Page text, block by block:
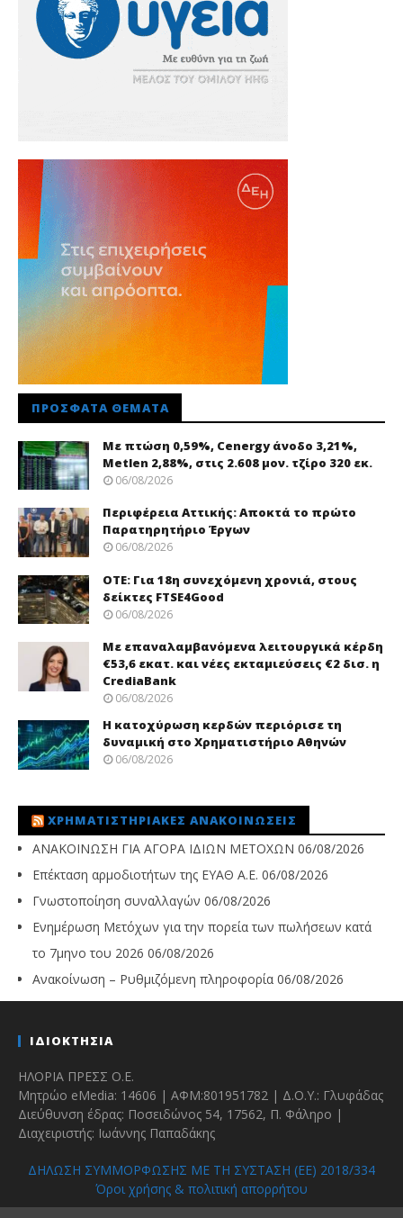
ΠΡΌΣΦΑΤΑ ΘΈΜΑΤΑ
Με πτώση 0,59%, Cenergy άνοδο 3,21%,
Metlen 2,88%, στις 2.608 μον. τζίρο 320 εκ.
06/08/2026
Περιφέρεια Αττικής: Αποκτά το πρώτο
Παρατηρητήριο Έργων
06/08/2026
ΟΤΕ: Για 18η συνεχόμενη χρονιά, στους
δείκτες FTSE4Good
06/08/2026
Με επαναλαμβανόμενα λειτουργικά κέρδη
€53,6 εκατ. και νέες εκταμιεύσεις €2 δισ. η
CrediaBank
06/08/2026
Η κατοχύρωση κερδών περιόρισε τη
δυναμική στο Χρηματιστήριο Αθηνών
06/08/2026
ΧΡΗΜΑΤΙΣΤΗΡΙΑΚΈΣ ΑΝΑΚΟΙΝΏΣΕΙΣ
ΑΝΑΚΟΙΝΩΣΗ ΓΙΑ ΑΓΟΡΑ ΙΔΙΩΝ ΜΕΤΟΧΩΝ 06/08/2026
Επέκταση αρμοδιοτήτων της ΕΥΑΘ Α.Ε. 06/08/2026
Γνωστοποίηση συναλλαγών 06/08/2026
Ενημέρωση Μετόχων για την πορεία των πωλήσεων κατά
το 7μηνο του 2026 06/08/2026
Ανακοίνωση – Ρυθμιζόμενη πληροφορία 06/08/2026
ΙΔΙΟΚΤΗΣΙΑ
ΗΛΟΡΙΑ ΠΡΕΣΣ Ο.Ε.
Μητρώο eMedia: 14606 | ΑΦΜ:801951782 | Δ.Ο.Υ.: Γλυφάδας
Διεύθυνση έδρας: Ποσειδώνος 54, 17562, Π. Φάληρο |
Διαχειριστής: Ιωάννης Παπαδάκης
ΔΗΛΩΣΗ ΣΥΜΜΟΡΦΩΣΗΣ ΜΕ ΤΗ ΣΥΣΤΑΣΗ (ΕΕ) 2018/334
Όροι χρήσης & πολιτική απορρήτου